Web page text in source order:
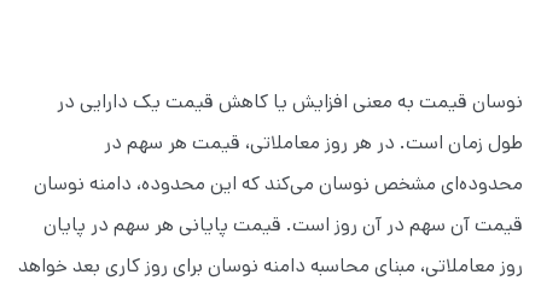
نوسان قیمت به معنی افزایش یا کاهش قیمت یک دارایی در
طول زمان است. در هر روز معاملاتی، قیمت هر سهم در
محدوده‌ای مشخص نوسان می‌کند که این محدوده، دامنه نوسان
قیمت آن سهم در آن روز است. قیمت پایانی هر سهم در پایان
روز معاملاتی، مبنای محاسبه دامنه نوسان برای روز کاری بعد خواهد